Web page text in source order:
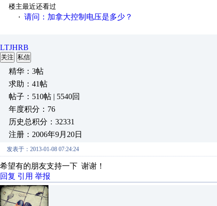
楼主最近还看过
· 请问：加拿大控制电压是多少？
LTJHRB
关注 私信
精华：3帖
求助：41帖
帖子：510帖 | 5540回
年度积分：76
历史总积分：32331
注册：2006年9月20日
发表于：2013-01-08 07:24:24
希望有的朋友支持一下 谢谢！
回复 引用 举报